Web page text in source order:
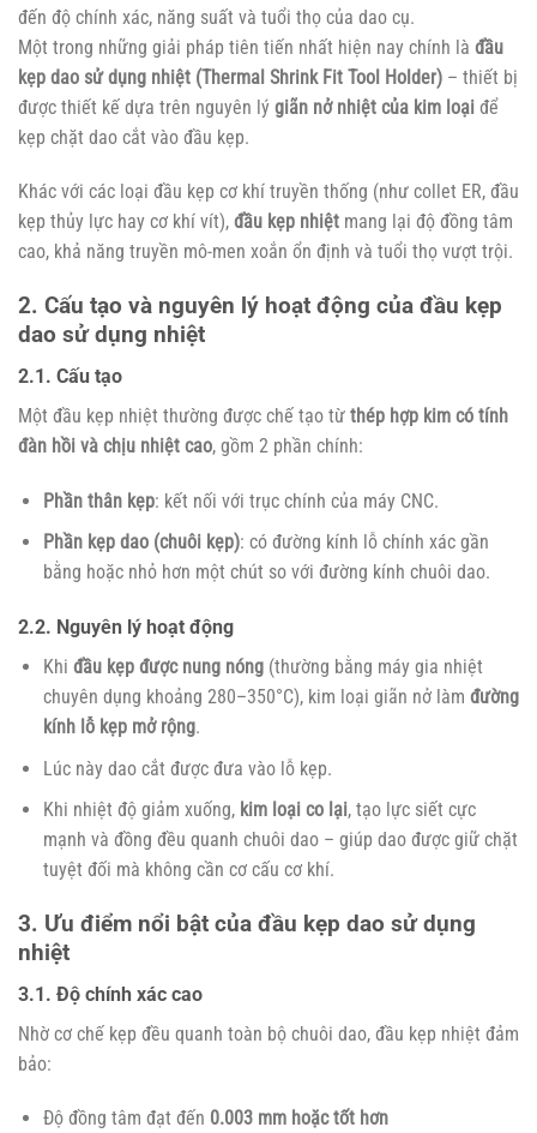
đến độ chính xác, năng suất và tuổi thọ của dao cụ.
Một trong những giải pháp tiên tiến nhất hiện nay chính là đầu
kẹp dao sử dụng nhiệt (Thermal Shrink Fit Tool Holder) – thiết bị
được thiết kế dựa trên nguyên lý giãn nở nhiệt của kim loại để
kẹp chặt dao cắt vào đầu kẹp.
Khác với các loại đầu kẹp cơ khí truyền thống (như collet ER, đầu
kẹp thủy lực hay cơ khí vít), đầu kẹp nhiệt mang lại độ đồng tâm
cao, khả năng truyền mô-men xoắn ổn định và tuổi thọ vượt trội.
2. Cấu tạo và nguyên lý hoạt động của đầu kẹp
dao sử dụng nhiệt
2.1. Cấu tạo
Một đầu kẹp nhiệt thường được chế tạo từ thép hợp kim có tính
đàn hồi và chịu nhiệt cao, gồm 2 phần chính:
Phần thân kẹp: kết nối với trục chính của máy CNC.
Phần kẹp dao (chuôi kẹp): có đường kính lỗ chính xác gần
bằng hoặc nhỏ hơn một chút so với đường kính chuôi dao.
2.2. Nguyên lý hoạt động
Khi đầu kẹp được nung nóng(thường bằng máy gia nhiệt
chuyên dụng khoảng 280–350°C), kim loại giãn nở làm đường
kính lỗ kẹp mở rộng.
Lúc này dao cắt được đưa vào lỗ kẹp.
Khi nhiệt độ giảm xuống, kim loại co lại, tạo lực siết cực
mạnh và đồng đều quanh chuôi dao – giúp dao được giữ chặt
tuyệt đối mà không cần cơ cấu cơ khí.
3. Ưu điểm nổi bật của đầu kẹp dao sử dụng
nhiệt
3.1. Độ chính xác cao
Nhờ cơ chế kẹp đều quanh toàn bộ chuôi dao, đầu kẹp nhiệt đảm
bảo:
Độ đồng tâm đạt đến 0.003 mm hoặc tốt hơn